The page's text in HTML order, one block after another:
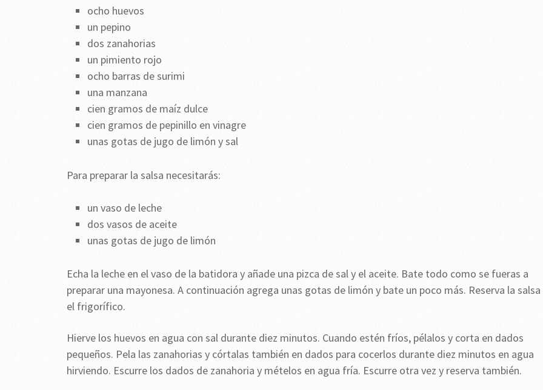
ocho huevos
un pepino
dos zanahorias
un pimiento rojo
ocho barras de surimi
una manzana
cien gramos de maíz dulce
cien gramos de pepinillo en vinagre
unas gotas de jugo de limón y sal
Para preparar la salsa necesitarás:
un vaso de leche
dos vasos de aceite
unas gotas de jugo de limón
Echa la leche en el vaso de la batidora y añade una pizca de sal y el aceite. Bate todo como se fueras a
preparar una mayonesa. A continuación agrega unas gotas de limón y bate un poco más. Reserva la salsa
el frigorífico.
Hierve los huevos en agua con sal durante diez minutos. Cuando estén fríos, pélalos y corta en dados
pequeños. Pela las zanahorias y córtalas también en dados para cocerlos durante diez minutos en agua
hirviendo. Escurre los dados de zanahoria y mételos en agua fría. Escurre otra vez y reserva también.